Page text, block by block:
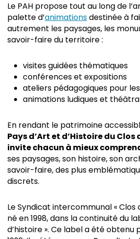
Le PAH propose tout au long de
palette d’animationsdestinée à
autrement les paysages, les
savoir-faire du territoire :
visites guidées thématiques
conférences et expositions
ateliers pédagogiques pour
animations ludiques et
En rendant le patrimoine
Pays d’Art et d’Histoire du
invite chacun à mieux
ses paysages, son histoire, son
savoir-faire, des plus
discrets.
Le Syndicat intercommunal « Clos
né en 1998, dans la continuité du
d’histoire ». Ce label a été obtenu